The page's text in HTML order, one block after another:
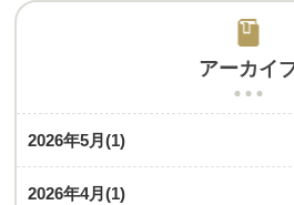
アーカイ
2026年5月(1)
2026年4月(1)